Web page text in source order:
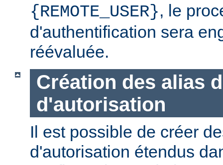
{REMOTE_USER}, le
d'authentification sera
réévaluée.
Création des alias
d'autorisation
Il est possible de créer
d'autorisation étendus